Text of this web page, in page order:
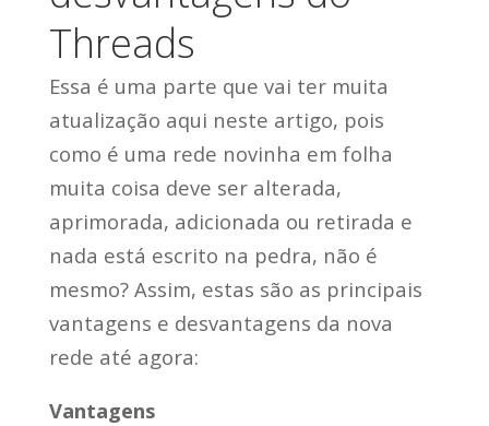
Threads
Essa é uma parte que vai ter muita
atualização aqui neste artigo, pois
como é uma rede novinha em folha
muita coisa deve ser alterada,
aprimorada, adicionada ou retirada e
nada está escrito na pedra, não é
mesmo? Assim, estas são as principais
vantagens e desvantagens da nova
rede até agora:
Vantagens